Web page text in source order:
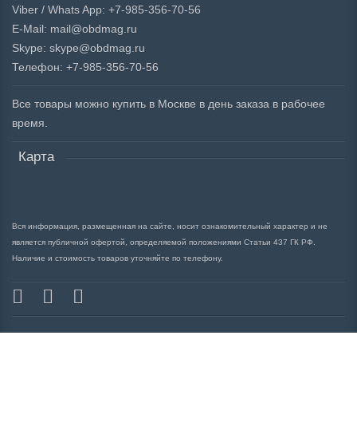
Viber / Whats App: +7-985-356-70-56
E-Mail: mail@obdmag.ru
Skype: skype@obdmag.ru
Телефон: +7-985-356-70-56
Все товары можно купить в Москве в день заказа в рабочее
время.
Карта
Вся информация, размещенная на сайте, носит ознакомительный характер и не
является публичной офертой, определяемой положениями Статьи 437 ГК РФ.
Наличие и стоимость товаров уточняйте по телефону.